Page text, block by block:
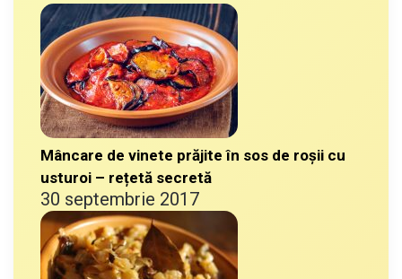
Mâncare de vinete prăjite în sos de roșii cu
usturoi – rețetă secretă
30 septembrie 2017